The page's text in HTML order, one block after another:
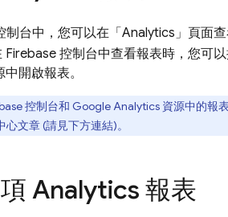
制台中，您可以在「Analytics」 頁面
Firebase 控制台中查看報表時，您可
開啟報表。
控制台和 Google Analytics 資源中的報
文章 (請見下方連結)。
Analytics 報表